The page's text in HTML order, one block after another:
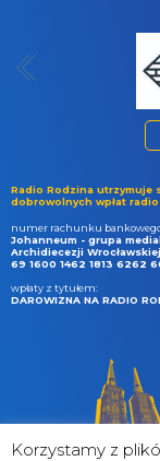
Radio Rodzina utrzymuje
dobrowolnych wpłat
numer rachunku
Johanneum - grupa
Archidiecezji Wrocławskiej
69 1600 1462 1813 6262
wpłaty z tytułem:
DAROWIZNA NA RADIO
Korzystamy z